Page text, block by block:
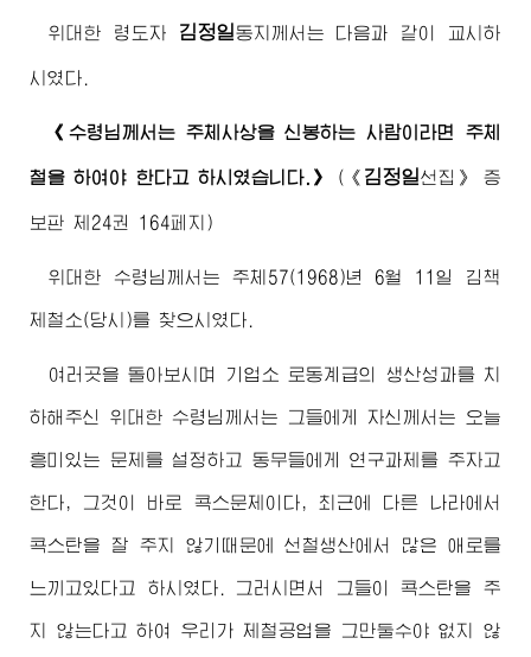
위대한 령도자 김정일동지께서 는 다음과 같이 교시하
시였다.
《 수령님께서 는 주체사상을 신봉하는 사람이라면 주체
철을 하여야 한다고 하시였습니다.》 ( 《 김정일선집》 증
보판 제24권 164페지)
위대한 수령님께서 는 주체57(1968)년 6월 11일 김책
제철소(당시)를 찾으시였다.
여러곳을 돌아보시며 기업소 로동계급의 생산성과를 치
하해주신 위대한 수령님께서는 그들에게 자신께서는 오늘
흥미있는 문제를 설정하고 동무들에게 연구과제를 주자고
한다, 그것이 바로 콕스문제이다, 최근에 다른 나라에서
콕스탄을 잘 주지 않기때문에 선철생산에서 많은 애로를
느끼고있다고 하시였다. 그러시면서 그들이 콕스탄을 주
지 않는다고 하여 우리가 제철공업을 그만둘수야 없지 않